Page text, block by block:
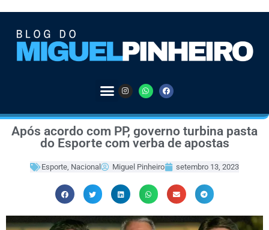
Após acordo com PP, governo turbina pasta
do Esporte com verba de apostas
Esporte, Nacional Miguel Pinheiro setembro 13, 2023